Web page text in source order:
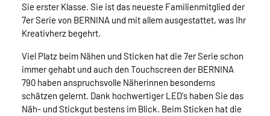
Sie erster Klasse. Sie ist das neueste Familienmitglied der
7er Serie von BERNINA und mit allem ausgestattet, was Ihr
Kreativherz begehrt.
Viel Platz beim Nähen und Sticken hat die 7er Serie schon
immer gehabt und auch den Touchscreen der BERNINA
790 haben anspruchsvolle Näherinnen besonderns
schätzen gelernt. Dank hochwertiger LED's haben Sie das
Näh- und Stickgut bestens im Blick. Beim Sticken hat die